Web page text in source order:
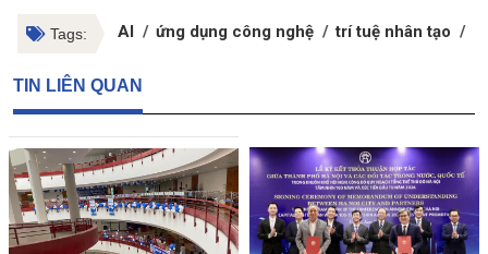
Tags: AI ứng dụng công nghệ trí tuệ nhân tạo
TIN LIÊN QUAN